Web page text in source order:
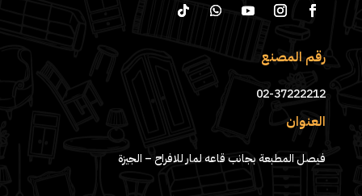
رقم المصنع
02-37222212
العنوان
فيصل المطبعة بجانب قاعه لمار للافراح – الجيزة